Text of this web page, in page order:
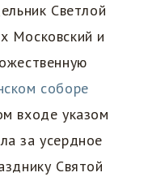
Светлой
Московский и
соборе
входе указом
за усердное
Святой